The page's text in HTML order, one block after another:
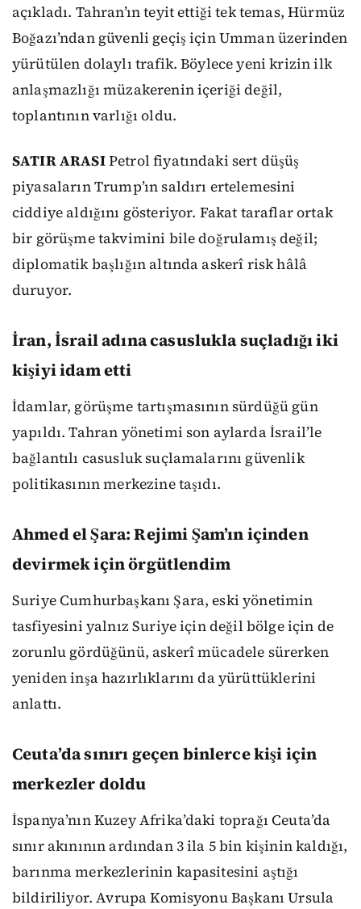
açıkladı. Tahran’ın teyit ettiği tek temas, Hürmüz
Boğazı’ndan güvenli geçiş için Umman üzerinden
yürütülen dolaylı trafik. Böylece yeni krizin ilk
anlaşmazlığı müzakerenin içeriği değil,
toplantının varlığı oldu.
SATIR ARASIPetrol fiyatındaki sert düşüş
piyasaların Trump’ın saldırı ertelemesini
ciddiye aldığını gösteriyor. Fakat taraflar ortak
bir görüşme takvimini bile doğrulamış değil;
diplomatik başlığın altında askerî risk hâlâ
duruyor.
İran, İsrail adına casuslukla suçladığı iki
kişiyi idam etti
İdamlar, görüşme tartışmasının sürdüğü gün
yapıldı. Tahran yönetimi son aylarda İsrail’le
bağlantılı casusluk suçlamalarını güvenlik
politikasının merkezine taşıdı.
Ahmed el Şara: Rejimi Şam’ın içinden
devirmek için örgütlendim
Suriye Cumhurbaşkanı Şara, eski yönetimin
tasfiyesini yalnız Suriye için değil bölge için de
zorunlu gördüğünü, askerî mücadele sürerken
yeniden inşa hazırlıklarını da yürüttüklerini
anlattı.
Ceuta’da sınırı geçen binlerce kişi için
merkezler doldu
İspanya’nın Kuzey Afrika’daki toprağı Ceuta’da
sınır akınının ardından 3 ila 5 bin kişinin kaldığı,
barınma merkezlerinin kapasitesini aştığı
bildiriliyor. Avrupa Komisyonu Başkanı Ursula